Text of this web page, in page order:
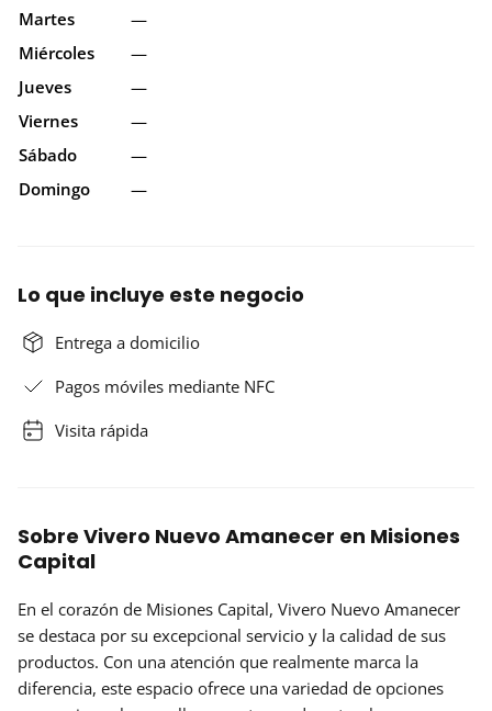
Martes
—
Miércoles
—
Jueves
—
Viernes
—
Sábado
—
Domingo
—
Lo que incluye este negocio
Entrega a domicilio
Pagos móviles mediante NFC
Visita rápida
Sobre Vivero Nuevo Amanecer en Misiones
Capital
En el corazón de Misiones Capital, Vivero Nuevo Amanecer
se destaca por su excepcional servicio y la calidad de sus
productos. Con una atención que realmente marca la
diferencia, este espacio ofrece una variedad de opciones